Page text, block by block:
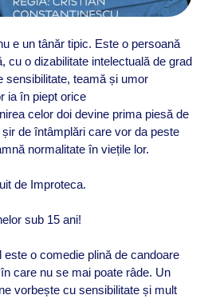
e un tânăr tipic. Este o persoană
cu o dizabilitate intelectuală de grad
sensibilitate, teamă și umor
ia în piept orice
celor doi devine prima piesă de
de întâmplări care vor da peste
normalitate în viețile lor.
de Improteca.
sub 15 ani!
este o comedie plină de candoare
care nu se mai poate râde. Un
vorbește cu sensibilitate și mult